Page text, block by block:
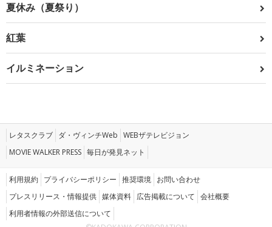
夏休み（夏祭り）
紅葉
イルミネーション
レタスクラブ ダ・ヴィンチWeb WEBザテレビジョン
MOVIE WALKER PRESS 毎日が発見ネット
利用規約 プライバシーポリシー 推奨環境 お問い合わせ
プレスリリース・情報提供 媒体資料 広告掲載について 会社概要
利用者情報の外部送信について